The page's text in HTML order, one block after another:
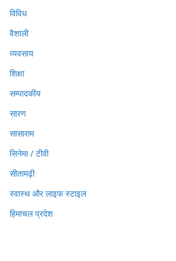
विविध
वैशाली
व्यवसाय
शिक्षा
सम्पादकीय
सारण
सासाराम
सिनेमा / टीवी
सीतामढ़ी
स्वास्थ और लाइफ स्टाइल
हिमाचल प्रदेश